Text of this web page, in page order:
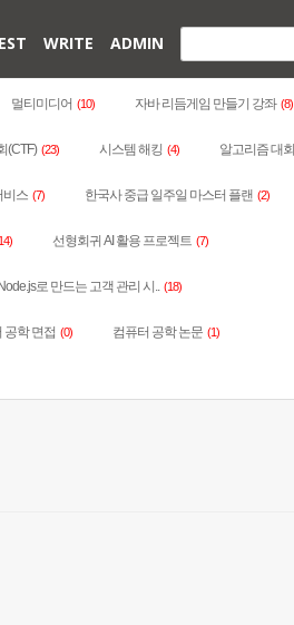
WRITE ADMIN
멀티미디어 (10) 자바 리듬게임 만들기 강좌 (8)
(CTF) (23) 시스템 해킹 (4) 알고리즘 대회
비스 (7) 한국사 중급 일주일 마스터 플랜 (2)
선형회귀 AI 활용 프로젝트 (7)
로 만드는 고객 관리 시.. (18)
공학 면접 (0) 컴퓨터 공학 논문 (1)